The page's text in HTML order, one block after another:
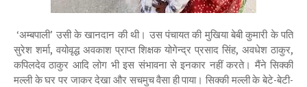
‘अम्बपाली’ उसी के खानदान की थी। उस पंचायत की मुखिया बेबी कुमारी के पति
सुरेश शर्मा, वयोवृद्ध अवकाश प्राप्त शिक्षक योगेन्द्र प्रसाद सिंह, अवधेश ठाकुर,
कपिलदेव ठाकुर आदि लोग भी इस संभावना से इनकार नहीं करते। मैंने सिक्की
मल्ली के घर पर जाकर देखा और सचमुच वैसा ही पाया। सिक्की मल्ली के बेटे-बेटी-